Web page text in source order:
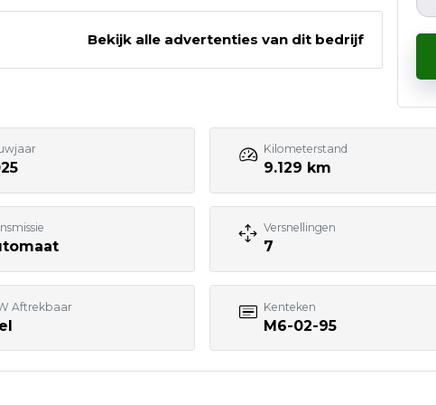
088 - 7001830
Bekijk alle advertenties van dit bedrijf
Kilometerstand
9.129 km
Versnellingen
7
Aftrekbaar Kenteken
M6-02-95